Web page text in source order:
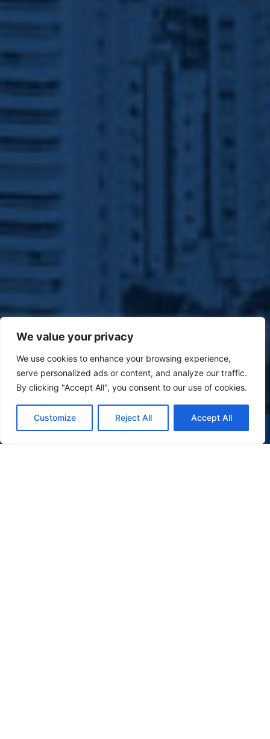
We value your privacy
We use cookies to enhance your browsing experience,
serve personalized ads or content, and analyze our traffic.
By clicking "Accept All", you consent to our use of cookies.
Customize Reject All Accept All
(47) 9 9977-7630